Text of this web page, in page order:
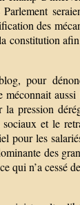
des
pour
pression
et le
pour les
des
qui n’a cessé